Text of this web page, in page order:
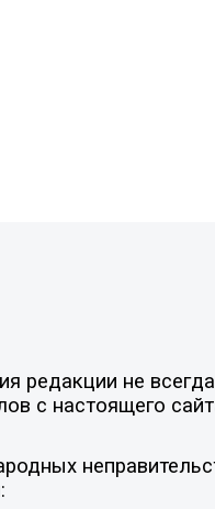
редакции не
с настоящего